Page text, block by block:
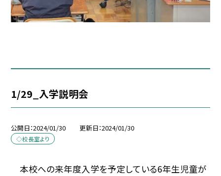
1/29_入学説明会
公開日 2024/01/30 更新日 2024/01/30
◇校長室より
本校への来年度入学を予定している6年生児童が